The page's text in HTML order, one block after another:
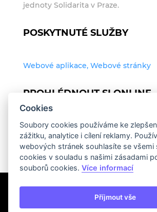
jednoty Solidarita v Praze.
POSKYTNUTÉ SLUŽBY
Webové aplikace, Webové stránky
PROHLÉDNOUT SI ONLINE
http://www.solidarita.cz
Cookies
Soubory cookies používáme ke
zážitku, analytice i cílení reklamy.
webových stránek souhlasíte se všemi
cookies v souladu s našimi zásadami
souborů cookies.Více informací
Příjmout vše